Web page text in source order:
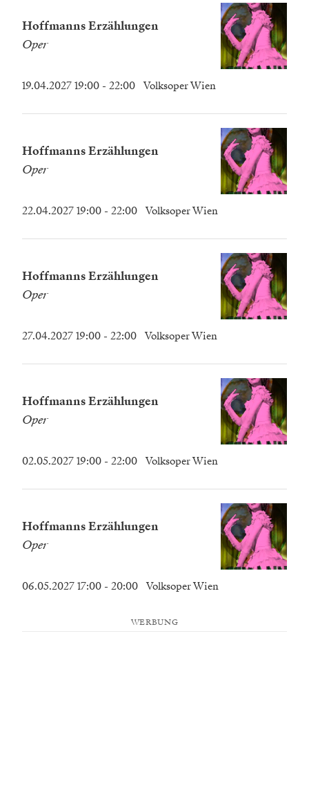
Hoffmanns Erzählungen
Oper
19.04.2027 19:00 - 22:00 Volksoper Wien
Hoffmanns Erzählungen
Oper
22.04.2027 19:00 - 22:00 Volksoper Wien
Hoffmanns Erzählungen
Oper
27.04.2027 19:00 - 22:00 Volksoper Wien
Hoffmanns Erzählungen
Oper
02.05.2027 19:00 - 22:00 Volksoper Wien
Hoffmanns Erzählungen
Oper
06.05.2027 17:00 - 20:00 Volksoper Wien
WERBUNG